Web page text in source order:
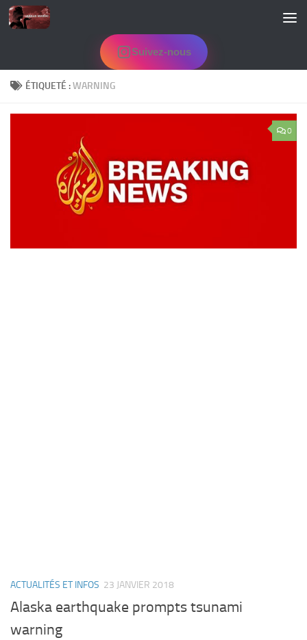
Skip to content
Suivez-nous
ÉTIQUETÉ :WARNING
0
ACTUALITÉS ET INFOS 23 JANVIER 2018
Alaska earthquake prompts tsunami
warning